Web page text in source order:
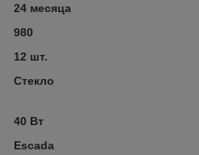
24 месяца
980
12 шт.
Стекло
40 Вт
Escada